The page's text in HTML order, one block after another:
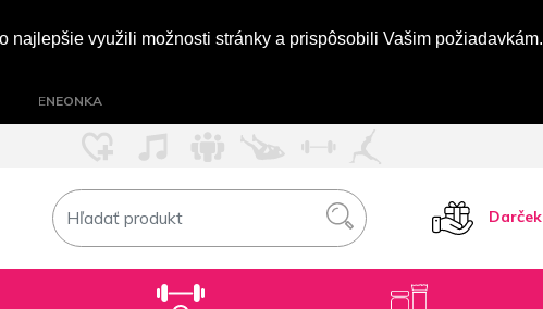
najlepšie využili možnosti stránky a prispôsobili Vašim požiadavkám.
ENEONKA
Darček